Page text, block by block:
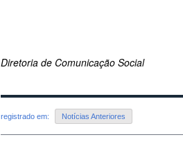
Diretoria de Comunicação Social
registrado em: Notícias Anteriores